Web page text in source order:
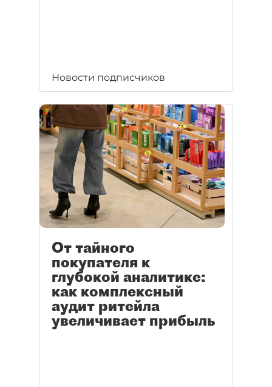
Новости подписчиков
От тайного
покупателя к
глубокой аналитике:
как комплексный
аудит ритейла
увеличивает прибыль